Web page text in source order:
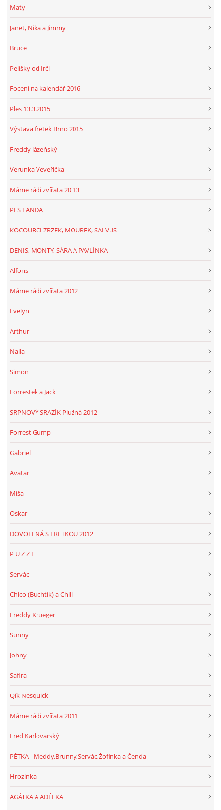
Maty
Janet, Nika a Jimmy
Bruce
Pelíšky od Irči
Focení na kalendář 2016
Ples 13.3.2015
Výstava fretek Brno 2015
Freddy lázeňský
Verunka Veveřička
Máme rádi zvířata 20'13
PES FANDA
KOCOURCI ZRZEK, MOUREK, SALVUS
DENIS, MONTY, SÁRA A PAVLÍNKA
Alfons
Máme rádi zvířata 2012
Evelyn
Arthur
Nalla
Simon
Forrestek a Jack
SRPNOVÝ SRAZÍK Plužná 2012
Forrest Gump
Gabriel
Avatar
Míša
Oskar
DOVOLENÁ S FRETKOU 2012
P U Z Z L E
Servác
Chico (Buchtík) a Chili
Freddy Krueger
Sunny
Johny
Safira
Qík Nesquick
Máme rádi zvířata 2011
Fred Karlovarský
PĚTKA - Meddy,Brunny,Servác,Žofinka a Čenda
Hrozinka
AGÁTKA A ADÉLKA